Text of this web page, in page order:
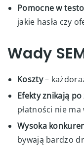
Pomocne w
jakie hasła czy
Wady
Koszty–
Efekty znikają
płatności nie
Wysoka
bywają bardzo